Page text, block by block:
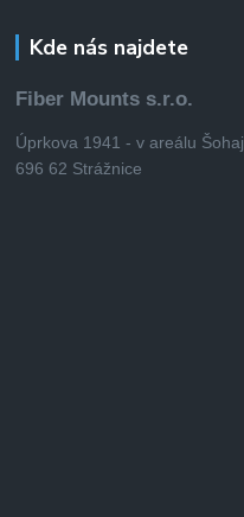
Kde nás najdete
Fiber Mounts s.r.o.
Úprkova 1941 - v areálu Šohaj
696 62 Strážnice